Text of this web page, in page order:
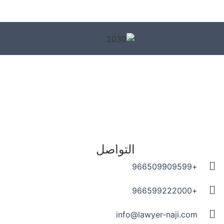
التواصل
+966509909599
+966599222000
info@lawyer-naji.com